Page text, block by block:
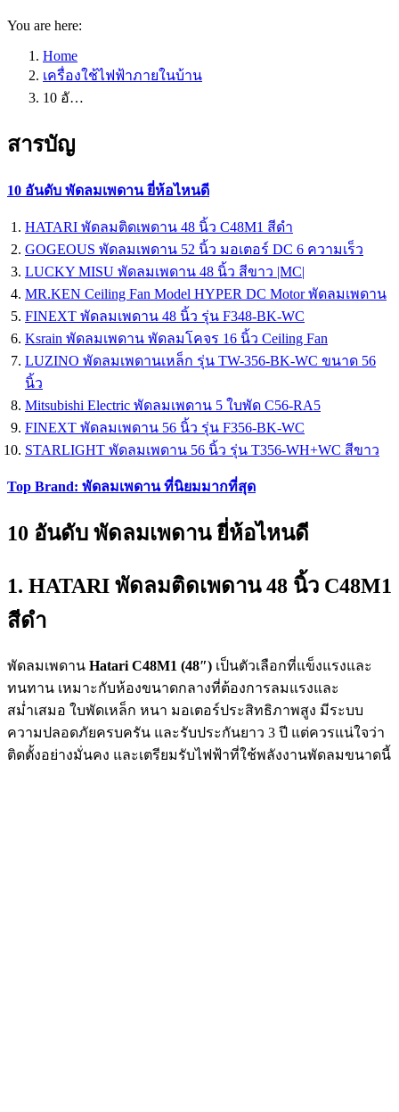
You are here:
Home
เครื่องใช้ไฟฟ้าภายในบ้าน
10 อั…
สารบัญ
10 อันดับ พัดลมเพดาน ยี่ห้อไหนดี
HATARI พัดลมติดเพดาน 48 นิ้ว C48M1 สีดำ
GOGEOUS พัดลมเพดาน 52 นิ้ว มอเตอร์ DC 6 ความเร็ว
LUCKY MISU พัดลมเพดาน 48 นิ้ว สีขาว |MC|
MR.KEN Ceiling Fan Model HYPER DC Motor พัดลมเพดาน
FINEXT พัดลมเพดาน 48 นิ้ว รุ่น F348-BK-WC
Ksrain พัดลมเพดาน พัดลมโคจร 16 นิ้ว Ceiling Fan
LUZINO พัดลมเพดานเหล็ก รุ่น TW-356-BK-WC ขนาด 56
นิ้ว
Mitsubishi Electric พัดลมเพดาน 5 ใบพัด C56-RA5
FINEXT พัดลมเพดาน 56 นิ้ว รุ่น F356-BK-WC
STARLIGHT พัดลมเพดาน 56 นิ้ว รุ่น T356-WH+WC สีขาว
Top Brand: พัดลมเพดาน ที่นิยมมากที่สุด
10 อันดับ พัดลมเพดาน ยี่ห้อไหนดี
1. HATARI พัดลมติดเพดาน 48 นิ้ว C48M1
สีดำ
พัดลมเพดาน Hatari C48M1 (48″) เป็นตัวเลือกที่แข็งแรงและ
ทนทาน เหมาะกับห้องขนาดกลางที่ต้องการลมแรงและ
สม่ำเสมอ ใบพัดเหล็ก หนา มอเตอร์ประสิทธิภาพสูง มีระบบ
ความปลอดภัยครบครัน และรับประกันยาว 3 ปี แต่ควรแน่ใจว่า
ติดตั้งอย่างมั่นคง และเตรียมรับไฟฟ้าที่ใช้พลังงานพัดลมขนาดนี้